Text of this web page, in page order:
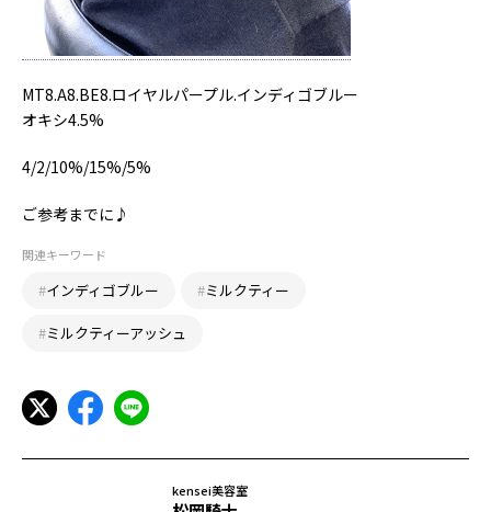
MT8.A8.BE8.ロイヤルパープル.インディゴブルー
オキシ4.5%
4/2/10%/15%/5%
ご参考までに♪
関連キーワード
#インディゴブルー #ミルクティー
#ミルクティーアッシュ
kensei美容室